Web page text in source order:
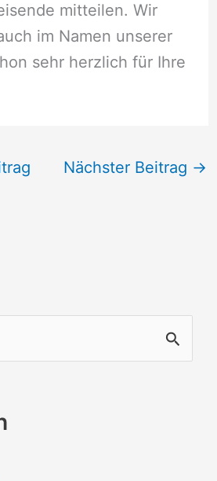
mitteilen. Wir
im Namen unserer
sehr herzlich für Ihre
Nächster Beitrag →